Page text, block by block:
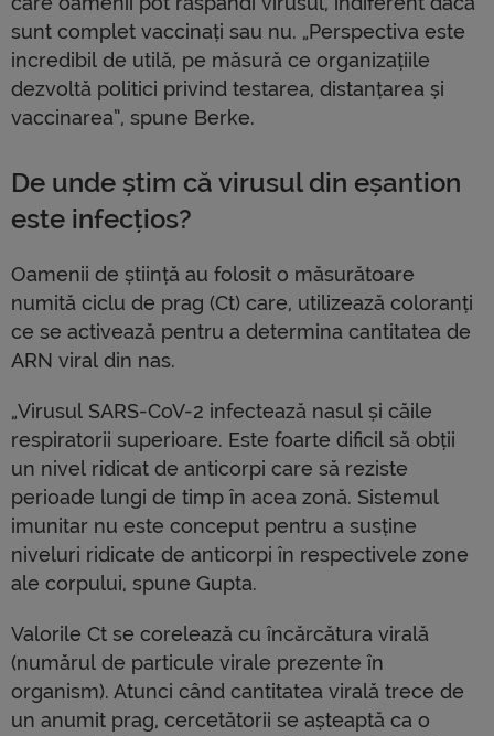
sunt complet vaccinați sau nu. „Perspectiva este
incredibil de utilă, pe măsură ce organizațiile
dezvoltă politici privind testarea, distanțarea și
vaccinarea”, spune Berke.
De unde știm că virusul din eșantion
este infecțios?
Oamenii de știință au folosit o măsurătoare
numită ciclu de prag (Ct) care, utilizează coloranți
ce se activează pentru a determina cantitatea de
ARN viral din nas.
„Virusul SARS-CoV-2 infectează nasul și căile
respiratorii superioare. Este foarte dificil să obții
un nivel ridicat de anticorpi care să reziste
perioade lungi de timp în acea zonă. Sistemul
imunitar nu este conceput pentru a susține
niveluri ridicate de anticorpi în respectivele zone
ale corpului, spune Gupta.
Valorile Ct se corelează cu încărcătura virală
(numărul de particule virale prezente în
organism). Atunci când cantitatea virală trece de
un anumit prag, cercetătorii se așteaptă ca o